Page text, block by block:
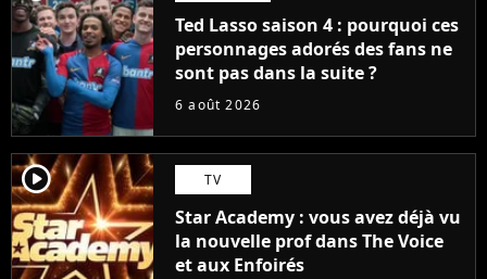
Ted Lasso saison 4 : pourquoi ces
personnages adorés des fans ne
sont pas dans la suite ?
6 août 2026
player2 TV
Star Academy : vous avez déjà vu
la nouvelle prof dans The Voice
et aux Enfoirés